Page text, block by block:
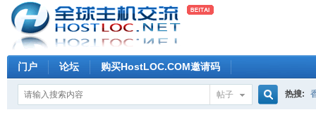
门户 论坛 购买HostLOC.COM邀请码
帖子 热搜: